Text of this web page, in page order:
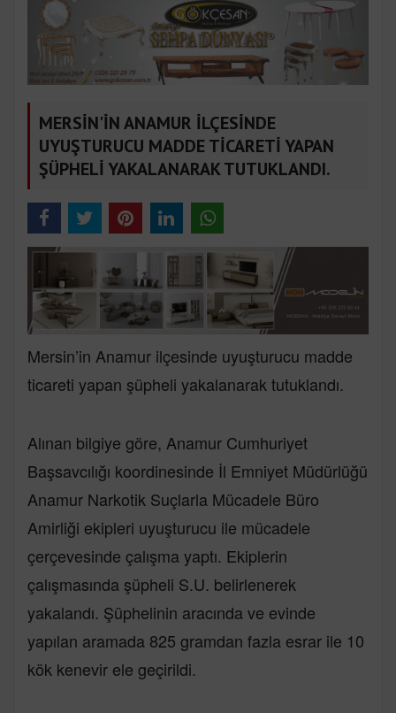
MERSİN'İN ANAMUR İLÇESİNDE
UYUŞTURUCU MADDE TİCARETİ YAPAN
ŞÜPHELİ YAKALANARAK TUTUKLANDI.
Mersin’in Anamur ilçesinde uyuşturucu madde
ticareti yapan şüpheli yakalanarak tutuklandı.
Alınan bilgiye göre, Anamur Cumhuriyet
Başsavcılığı koordinesinde İl Emniyet Müdürlüğü
Anamur Narkotik Suçlarla Mücadele Büro
Amirliği ekipleri uyuşturucu ile mücadele
çerçevesinde çalışma yaptı. Ekiplerin
çalışmasında şüpheli S.U. belirlenerek
yakalandı. Şüphelinin aracında ve evinde
yapılan aramada 825 gramdan fazla esrar ile 10
kök kenevir ele geçirildi.